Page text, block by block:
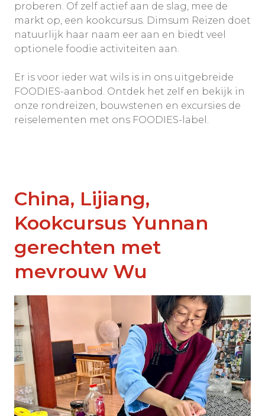
proberen. Of zelf actief aan de slag, mee de
markt op, een kookcursus. Dimsum Reizen doet
natuurlijk haar naam eer aan en biedt veel
optionele foodie activiteiten aan.
Er is voor ieder wat wils is in ons uitgebreide
FOODIES-aanbod. Ontdek het zelf en bekijk in
onze rondreizen, bouwstenen en excursies de
reiselementen met ons FOODIES-label.
China, Lijiang,
Kookcursus Yunnan
gerechten met
mevrouw Wu